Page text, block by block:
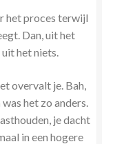
en hun
het proces terwijl
Dan, uit het
het niets.
overvalt je. Bah,
het zo anders.
je dacht
in een hogere